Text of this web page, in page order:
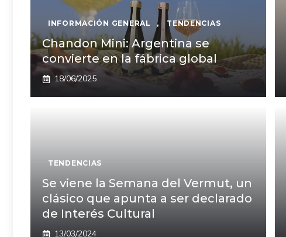
INFORMACIÓN GENERAL , TENDENCIAS
Chandon Mini: Argentina se
convierte en la fábrica global
18/06/2025
TENDENCIAS
Se viene la Semana del Vermut, un
clásico que apunta a ser declarado
de Interés Cultural
13/03/2024